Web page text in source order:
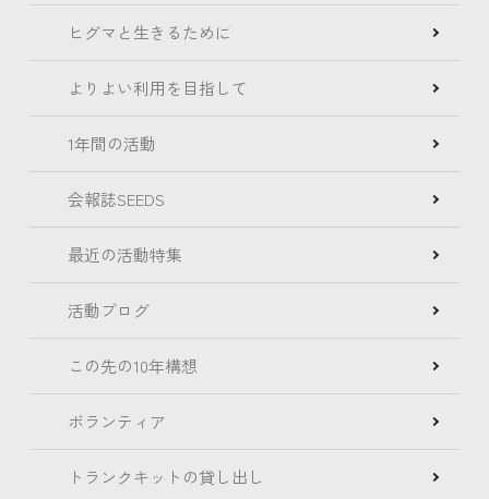
ヒグマと生きるために
よりよい利用を目指して
1年間の活動
会報誌SEEDS
最近の活動特集
活動ブログ
この先の10年構想
ボランティア
トランクキットの貸し出し